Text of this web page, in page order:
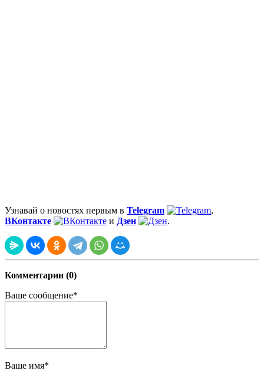
Узнавай о новостях первым в Telegram
,
ВКонтакте
и Дзен .
Комментарии (0)
Ваше сообщение*
Ваше имя*